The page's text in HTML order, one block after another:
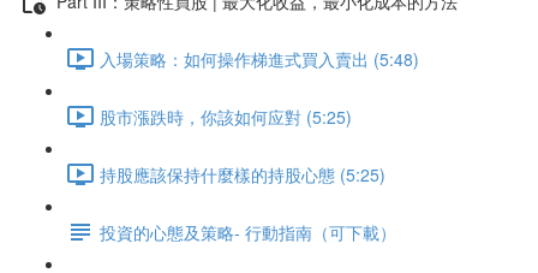
入場策略：如何操作梯進式買入賣出 (5:48)
股市漲跌時，你該如何应對 (5:25)
持股應該保持什麼樣的持股心態 (5:25)
投資的心態及策略- 行動指南（可下載）